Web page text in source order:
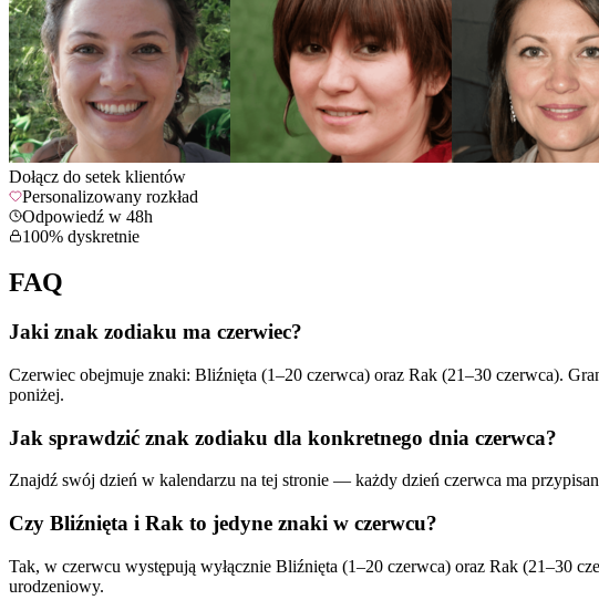
Dołącz do setek klientów
Personalizowany rozkład
Odpowiedź w 48h
100% dyskretnie
FAQ
Jaki znak zodiaku ma czerwiec?
Czerwiec obejmuje znaki: Bliźnięta (1–20 czerwca) oraz Rak (21–30 czerwca).
poniżej.
Jak sprawdzić znak zodiaku dla konkretnego dnia czerwca?
Znajdź swój dzień w kalendarzu na tej stronie — każdy dzień czerwca ma
Czy Bliźnięta i Rak to jedyne znaki w czerwcu?
Tak, w czerwcu występują wyłącznie Bliźnięta (1–20 czerwca) oraz Rak (21–30
urodzeniowy.